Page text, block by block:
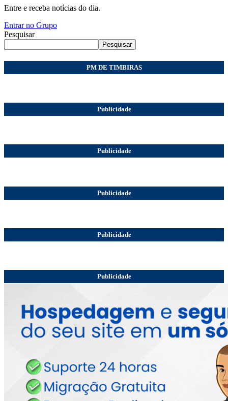
Entre e receba notícias do dia.
Entrar no Grupo
Pesquisar
Pesquisar
PM DE TIMBIRAS
Publicidade
Publicidade
Publicidade
Publicidade
Publicidade